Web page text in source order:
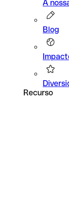
A
Blog
Recurso